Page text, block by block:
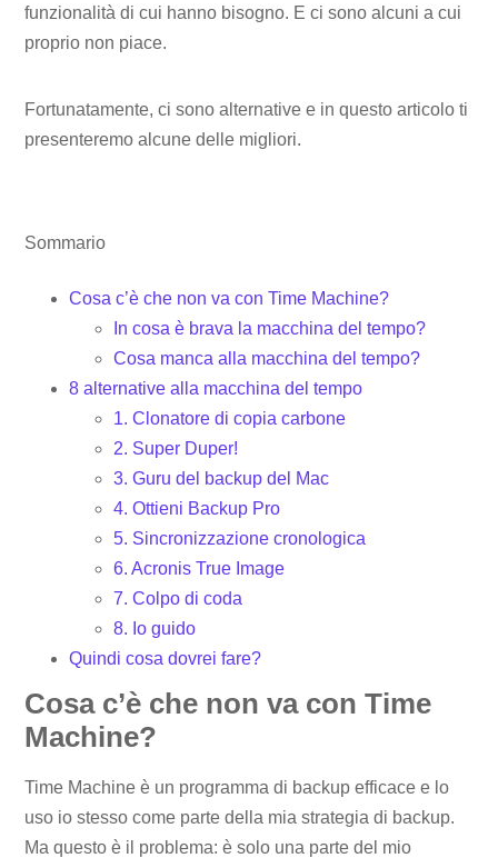
funzionalità di cui hanno bisogno. E ci sono alcuni a cui
proprio non piace.
Fortunatamente, ci sono alternative e in questo articolo ti
presenteremo alcune delle migliori.
Sommario
Cosa c’è che non va con Time Machine?
In cosa è brava la macchina del tempo?
Cosa manca alla macchina del tempo?
8 alternative alla macchina del tempo
1. Clonatore di copia carbone
2. Super Duper!
3. Guru del backup del Mac
4. Ottieni Backup Pro
5. Sincronizzazione cronologica
6. Acronis True Image
7. Colpo di coda
8. Io guido
Quindi cosa dovrei fare?
Cosa c’è che non va con Time
Machine?
Time Machine è un programma di backup efficace e lo
uso io stesso come parte della mia strategia di backup.
Ma questo è il problema: è solo una parte del mio